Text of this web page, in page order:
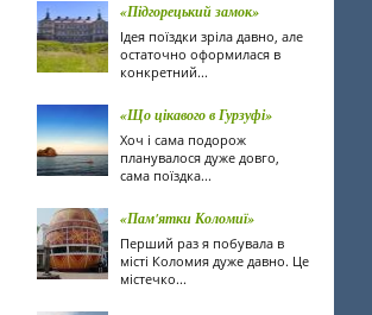
«Підгорецький замок»
Ідея поїздки зріла давно, але
остаточно оформилася в
конкретний...
«Що цікавого в Гурзуфі»
Хоч і сама подорож
планувалося дуже довго,
сама поїздка...
«Пам'ятки Коломиї»
Перший раз я побувала в
місті Коломия дуже давно. Це
містечко...